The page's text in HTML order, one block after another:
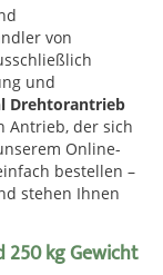
von
und
Drehtorantrieb
Antrieb, der sich
Online-
bestellen –
stehen Ihnen
kg Gewicht